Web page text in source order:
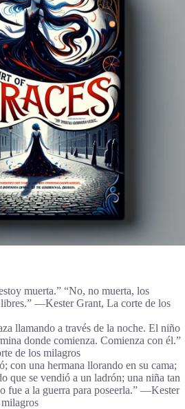
muerta.” “No, no muerta, los
libres.” ―Kester Grant, La corte de los
llamando a través de la noche. El niño
donde comienza. Comienza con él.”
de los milagros
con una hermana llorando en su cama;
que se vendió a un ladrón; una niña tan
fue a la guerra para poseerla.” ―Kester